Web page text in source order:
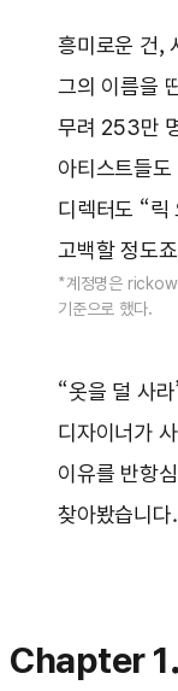
흥미로운 건,
그의 이름을
무려 253만
아티스트들
디렉터도 “릭
고백할 정도
*계정명은
기준으로 했다.
“옷을 덜 사
디자이너가
이유를 반항
찾아봤습니다.
Chapter 1.